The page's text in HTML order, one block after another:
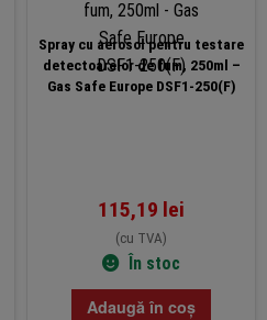
Spray cu aerosol pentru testare
detectoarelor de fum, 250ml –
Gas Safe Europe DSF1-250(F)
115,19 lei
(cu TVA)
În stoc
Adaugă în coș